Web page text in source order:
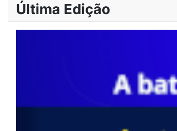
Última Edição